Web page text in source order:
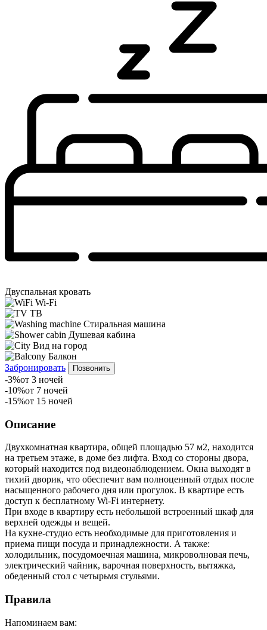
Двуспальная кровать
Wi-Fi
ТВ
Стиральная машина
Душевая кабина
Вид на город
Балкон
Забронировать
Позвонить
-3%от 3 ночей
-10%от 7 ночей
-15%от 15 ночей
Описание
Двухкомнатная квартира, общей площадью 57 м2, находится
на третьем этаже, в доме без лифта. Вход со стороны двора,
который находится под видеонаблюдением. Окна выходят в
тихий дворик, что обеспечит вам полноценный отдых после
насыщенного рабочего дня или прогулок. В квартире есть
доступ к бесплатному Wi-Fi интернету.
При входе в квартиру есть небольшой встроенный шкаф для
верхней одежды и вещей.
На кухне-студио есть необходимые для приготовления и
приема пищи посуда и принадлежности. А также:
холодильник, посудомоечная машина, микроволновая печь,
электрический чайник, варочная поверхность, вытяжка,
обеденный стол с четырьмя стульями.
Правила
Напоминаем вам: